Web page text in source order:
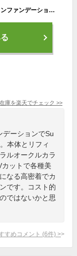
【公式/初回限定価格】お試し Suhadabiクッションファンデーション ナチュラルベージュ ナチュラルオークル 詰め替え / リフィル付き SPF50+ リキッドファンデ 40代 50代 60代 70代 80代 ツヤ シミ シワ くすみ カバー力 時短メイク
庫を楽天でチェック >>
デーションでSu
本体とリフィ
ルオークルカラ
ットで各種美
なる高密着でカ
です。コスト的
ではないかと思
すめコメント (6件) >